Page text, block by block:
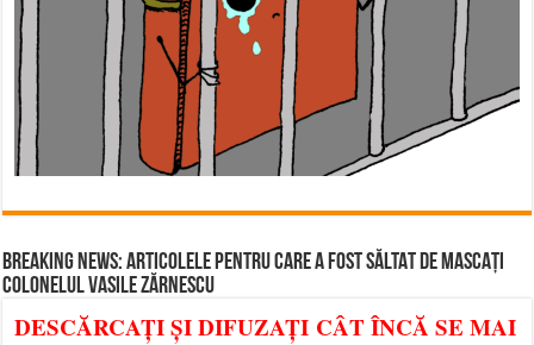
BREAKING NEWS: ARTICOLELE PENTRU CARE A FOST SĂLTAT DE MASCAȚI
COLONELUL VASILE ZĂRNESCU
DESCĂRCAȚI ȘI DIFUZAȚI CÂT ÎNCĂ SE MAI